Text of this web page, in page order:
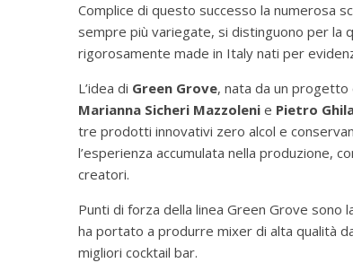
Complice di questo successo la numerosa
sempre più variegate, si distinguono per la
rigorosamente made in Italy nati per
L’idea di Green Grove, nata da un progetto
Marianna Sicheri Mazzoleni e Pietro
tre prodotti innovativi zero alcol e
l’esperienza accumulata nella produzione,
creatori.
Punti di forza della linea Green Grove sono
ha portato a produrre mixer di alta qualità
migliori cocktail bar.